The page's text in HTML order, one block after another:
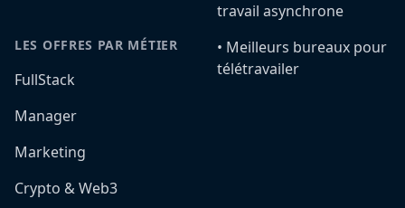
LES OFFRES PAR MÉTIER
FullStack
Manager
Marketing
Crypto & Web3
travail asynchrone
•️ Meilleurs bureaux pour
télétravailer